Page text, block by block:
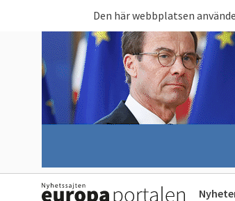
Den här webbplatsen